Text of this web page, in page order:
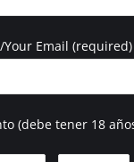
Email (required)
(debe tener 18